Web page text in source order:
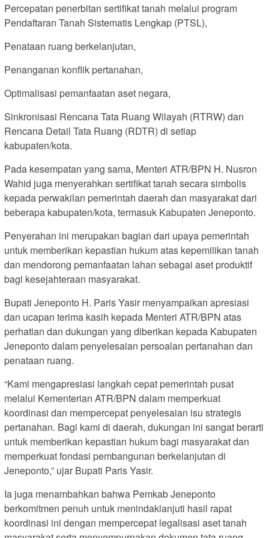
Percepatan penerbitan sertifikat tanah melalui program
Pendaftaran Tanah Sistematis Lengkap (PTSL),
Penataan ruang berkelanjutan,
Penanganan konflik pertanahan,
Optimalisasi pemanfaatan aset negara,
Sinkronisasi Rencana Tata Ruang Wilayah (RTRW) dan
Rencana Detail Tata Ruang (RDTR) di setiap
kabupaten/kota.
Pada kesempatan yang sama, Menteri ATR/BPN H. Nusron
Wahid juga menyerahkan sertifikat tanah secara simbolis
kepada perwakilan pemerintah daerah dan masyarakat dari
beberapa kabupaten/kota, termasuk Kabupaten Jeneponto.
Penyerahan ini merupakan bagian dari upaya pemerintah
untuk memberikan kepastian hukum atas kepemilikan tanah
dan mendorong pemanfaatan lahan sebagai aset produktif
bagi kesejahteraan masyarakat.
Bupati Jeneponto H. Paris Yasir menyampaikan apresiasi
dan ucapan terima kasih kepada Menteri ATR/BPN atas
perhatian dan dukungan yang diberikan kepada Kabupaten
Jeneponto dalam penyelesaian persoalan pertanahan dan
penataan ruang.
“Kami mengapresiasi langkah cepat pemerintah pusat
melalui Kementerian ATR/BPN dalam memperkuat
koordinasi dan mempercepat penyelesaian isu strategis
pertanahan. Bagi kami di daerah, dukungan ini sangat berarti
untuk memberikan kepastian hukum bagi masyarakat dan
memperkuat fondasi pembangunan berkelanjutan di
Jeneponto,” ujar Bupati Paris Yasir.
Ia juga menambahkan bahwa Pemkab Jeneponto
berkomitmen penuh untuk menindaklanjuti hasil rapat
koordinasi ini dengan mempercepat legalisasi aset tanah